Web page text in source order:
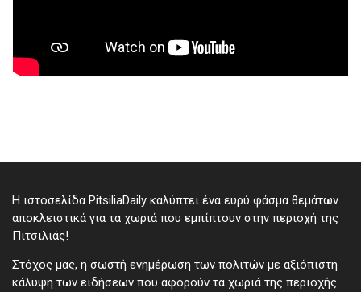
Η ιστοσελίδα PitsiliaDaily καλύπτει ένα ευρύ φάσμα θεμάτων
αποκλειστικά για τα χωριά που εμπίπτουν στην περιοχή της
Πιτσιλιάς!
Στόχος μας, η σωστή ενημέρωση των πολιτών με αξιόπιστη
κάλυψη των ειδήσεων που αφορούν τα χωριά της περιοχής.